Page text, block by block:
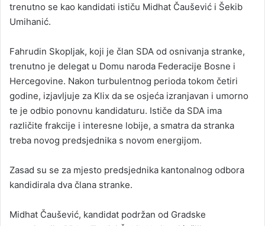
trenutno se kao kandidati ističu Midhat Čaušević i Šekib
Umihanić.
Fahrudin Skopljak, koji je član SDA od osnivanja stranke,
trenutno je delegat u Domu naroda Federacije Bosne i
Hercegovine. Nakon turbulentnog perioda tokom četiri
godine, izjavljuje za Klix da se osjeća izranjavan i umorno
te je odbio ponovnu kandidaturu. Ističe da SDA ima
različite frakcije i interesne lobije, a smatra da stranka
treba novog predsjednika s novom energijom.
Zasad su se za mjesto predsjednika kantonalnog odbora
kandidirala dva člana stranke.
Midhat Čaušević, kandidat podržan od Gradske